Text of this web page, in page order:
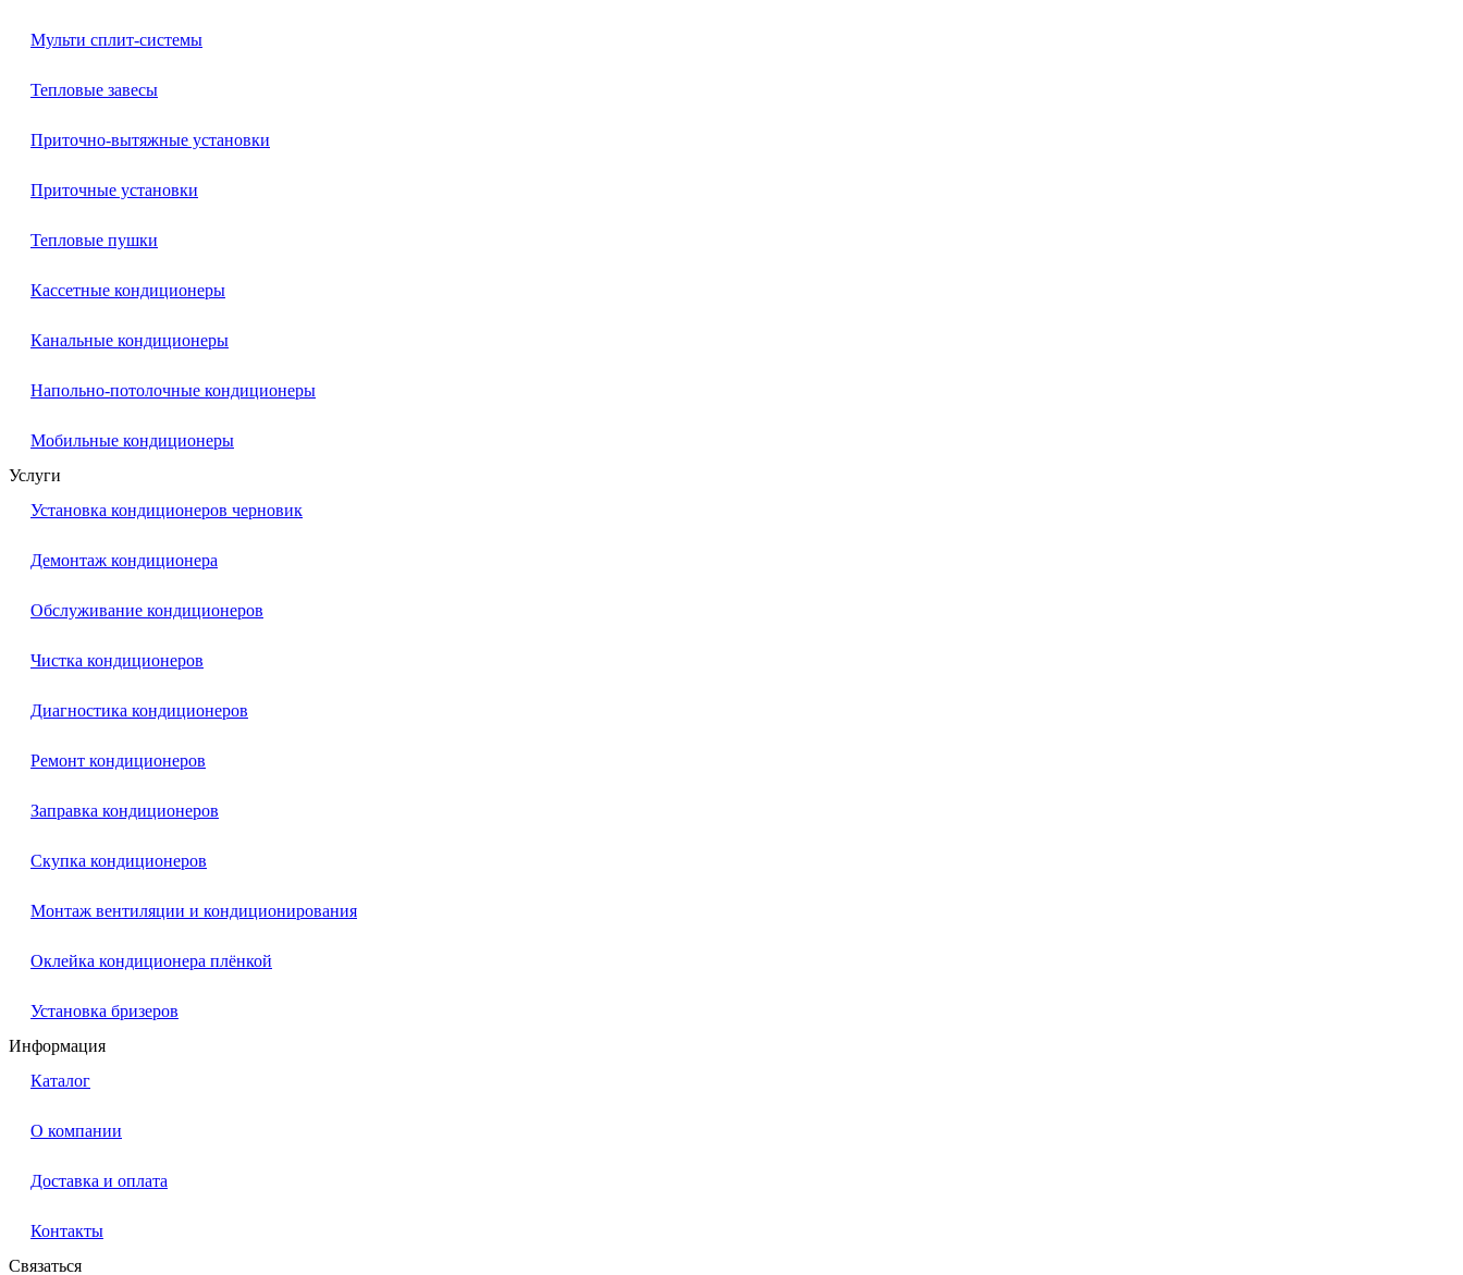
Мульти сплит-системы
Тепловые завесы
Приточно-вытяжные установки
Приточные установки
Тепловые пушки
Кассетные кондиционеры
Канальные кондиционеры
Напольно-потолочные кондиционеры
Мобильные кондиционеры
Услуги
Установка кондиционеров черновик
Демонтаж кондиционера
Обслуживание кондиционеров
Чистка кондиционеров
Диагностика кондиционеров
Ремонт кондиционеров
Заправка кондиционеров
Скупка кондиционеров
Монтаж вентиляции и кондиционирования
Оклейка кондиционера плёнкой
Установка бризеров
Информация
Каталог
О компании
Доставка и оплата
Контакты
Связаться